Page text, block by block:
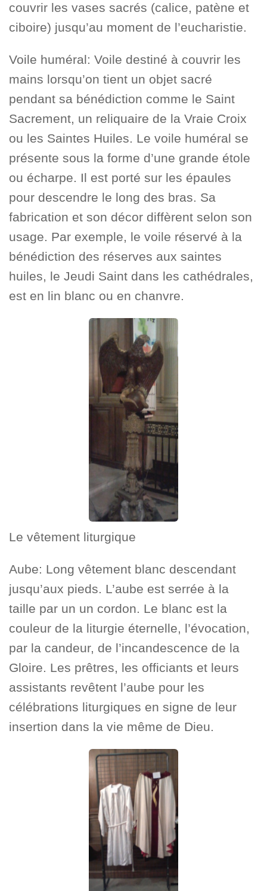
couvrir les vases sacrés (calice, patène et
ciboire) jusqu’au moment de l’eucharistie.
Voile huméral: Voile destiné à couvrir les
mains lorsqu’on tient un objet sacré
pendant sa bénédiction comme le Saint
Sacrement, un reliquaire de la Vraie Croix
ou les Saintes Huiles. Le voile huméral se
présente sous la forme d’une grande étole
ou écharpe. Il est porté sur les épaules
pour descendre le long des bras. Sa
fabrication et son décor diffèrent selon son
usage. Par exemple, le voile réservé à la
bénédiction des réserves aux saintes
huiles, le Jeudi Saint dans les cathédrales,
est en lin blanc ou en chanvre.
Le vêtement liturgique
Aube: Long vêtement blanc descendant
jusqu’aux pieds. L’aube est serrée à la
taille par un un cordon. Le blanc est la
couleur de la liturgie éternelle, l’évocation,
par la candeur, de l’incandescence de la
Gloire. Les prêtres, les officiants et leurs
assistants revêtent l’aube pour les
célébrations liturgiques en signe de leur
insertion dans la vie même de Dieu.